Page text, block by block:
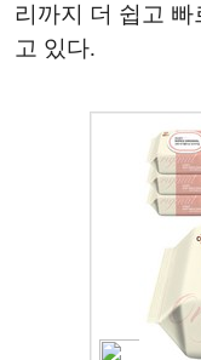
리까지 더 쉽고
고 있다.